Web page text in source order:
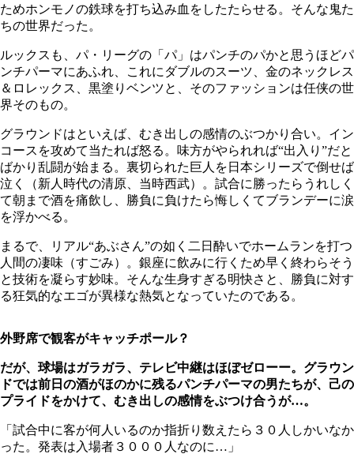
ためホンモノの鉄球を打ち込み血をしたたらせる。そんな鬼た
ちの世界だった。
ルックスも、パ・リーグの「パ」はパンチのパかと思うほどパ
ンチパーマにあふれ、これにダブルのスーツ、金のネックレス
＆ロレックス、黒塗りベンツと、そのファッションは任侠の世
界そのもの。
グラウンドはといえば、むき出しの感情のぶつかり合い。イン
コースを攻めて当たれば怒る。味方がやられれば“出入り”だと
ばかり乱闘が始まる。裏切られた巨人を日本シリーズで倒せば
泣く（新人時代の清原、当時西武）。試合に勝ったらうれしく
て朝まで酒を痛飲し、勝負に負けたら悔しくてブランデーに涙
を浮かべる。
まるで、リアル“あぶさん”の如く二日酔いでホームランを打つ
人間の凄味（すごみ）。銀座に飲みに行くため早く終わらそう
と技術を凝らす妙味。そんな生身すぎる明快さと、勝負に対す
る狂気的なエゴが異様な熱気となっていたのである。
外野席で観客がキャッチポール？
だが、球場はガラガラ、テレビ中継はほぼゼローー。グラウン
ドでは前日の酒がほのかに残るパンチパーマの男たちが、己の
プライドをかけて、むき出しの感情をぶつけ合うが…。
「試合中に客が何人いるのか指折り数えたら３０人しかいなか
った。発表は入場者３０００人なのに…」